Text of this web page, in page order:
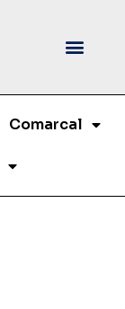
Comarcal